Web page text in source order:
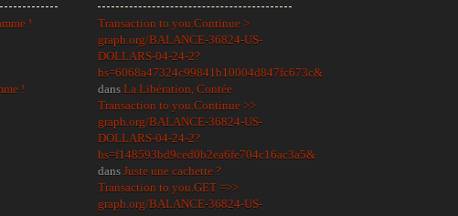
!
!
Transaction to you.Continue >
graph.org/BALANCE-36824-US-
DOLLARS-04-24-2?
hs=6068a47324c99841b10004d847fc673c&
dans La Libération, Contée
Transaction to you.Continue >>
graph.org/BALANCE-36824-US-
DOLLARS-04-24-2?
hs=f148593bd9ced0b2ea6fe704c16ac3a5&
dans Juste une cachette ?
Transaction to you.GET =>>
graph.org/BALANCE-36824-US-